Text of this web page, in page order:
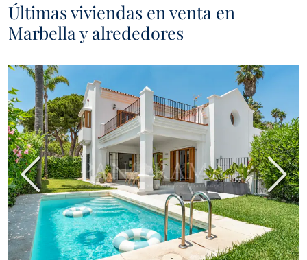
Últimas viviendas en venta en
Marbella y alrededores
Anterior